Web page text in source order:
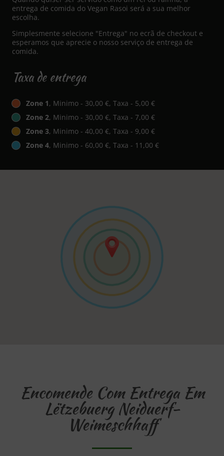
entrega de comida do Vegan Rasoi será a sua melhor
escolha.
Simplesmente selecione "Entrega" no ecrã de checkout e
esperamos que aprecie o nosso serviço de entrega de
comida.
Taxa de entrega
Zone 1, Minimo - 30,00 €, Taxa - 5,00 €
Zone 2, Minimo - 30,00 €, Taxa - 7,00 €
Zone 3, Minimo - 40,00 €, Taxa - 9,00 €
Zone 4, Minimo - 60,00 €, Taxa - 11,00 €
Encomende Com Entrega Em
Lëtzebuerg Neiduerf-
Weimeschhaff